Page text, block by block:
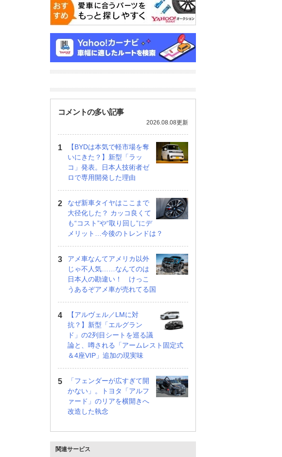
コメントの多い記事
2026.08.08更新
【BYDは本気で軽市場を奪
いにきた？】新型「ラッ
コ」発表。日本人技術者ゼ
ロで専用開発した理由
なぜ新車タイヤはここまで
大径化した？ カッコ良くて
も“コスト”や“取り回し”にデ
メリット…今後のトレンドは？
アメ車なんてアメリカ以外
じゃ不人気……なんてのは
日本人の勘違い！ けっこ
うあるぞアメ車が売れてる国
【アルヴェル／LMに対
抗？】新型「エルグラン
ド」の2列目シートを巡る議
論と、噂される「アームレスト固定式
＆4座VIP」追加の現実味
「フェンダーが広すぎて開
かない」。トヨタ「アルフ
ァード」のリアを横開きへ
改造した執念
関連サービス